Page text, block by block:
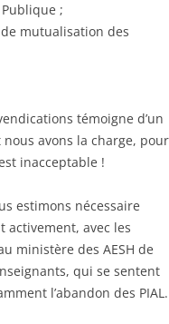
;
mutualisation des
témoigne d’un
avons la charge, pour
inacceptable !
estimons nécessaire
activement, avec les
ministère des AESH de
qui se sentent
l’abandon des PIAL.